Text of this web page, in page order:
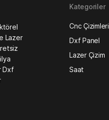
Lazer
Dxf
Kategoriler
Cnc Çizimleri
Dxf Panel
Lazer Çizim
Saat